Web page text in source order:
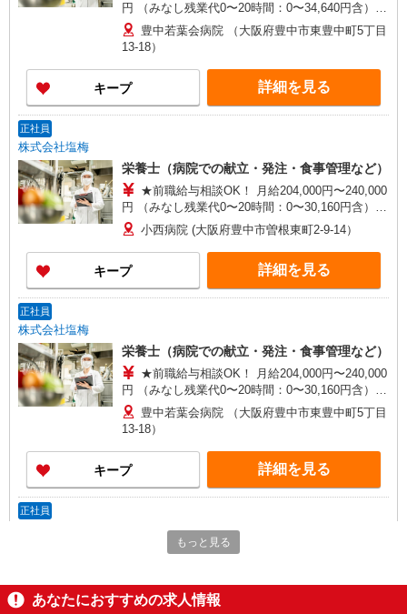
円 （みなし残業代0〜20時間：0〜34,640円含）
月収例：26万円（残業10時間：17,460円含） ※み
なし残業時間超過分は別途支給 ※管理栄養士手
当：25,000円 ※交通費全額支給（規定あり） ※給
与は経験・能力により考慮 ※賞与年2回（業績・
成績により変動） ※入社後3ヶ月は契約社員（条
件変更なし）
豊中若葉会病院 （大阪府豊中市東豊中町5丁目
13-18）
キープ 詳細を見る
正社員
株式会社塩梅
栄養士（病院での献立・発注・食事管理など）
★前職給与相談OK！ 月給204,000円〜240,000
円 （みなし残業代0〜20時間：0〜30,160円含）
月収例：23万円（残業10時間：15,440円含） ※み
なし残業時間超過分は別途支給 ※交通費全額支給
（規定あり） ※給与は経験・能力により考慮 ※賞
与年2回（業績・成績により変動） ※入社後3ヶ月
は契約社員（条件変更なし）
小西病院 (大阪府豊中市曽根東町2-9-14）
キープ 詳細を見る
正社員
株式会社塩梅
栄養士（病院での献立・発注・食事管理など）
★前職給与相談OK！ 月給204,000円〜240,000
円 （みなし残業代0〜20時間：0〜30,160円含）
月収例：23万円（残業10時間：15,440円含） ※み
なし残業時間超過分は別途支給 ※交通費全額支給
（規定あり） ※給与は経験・能力により考慮 ※賞
与年2回（業績・成績により変動） ※入社後3ヶ月
は契約社員（条件変更なし）
豊中若葉会病院 （大阪府豊中市東豊中町5丁目
13-18）
キープ 詳細を見る
正社員
管理栄養士（病院での献立・発注・食事管理な
★前職給与相談OK！ 月給229,000円〜275,000
円 （みなし残業代0〜20時間：0〜34,640円含）
もっと見る
あなたにおすすめの求人情報